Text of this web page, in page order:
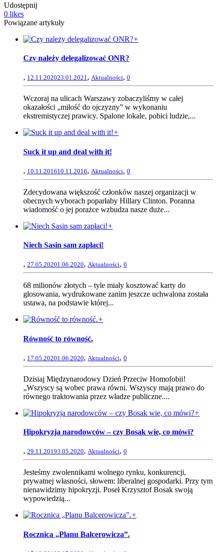
Udostępnij
0 likes
Powiązane artykuły
+
Czy należy delegalizować ONR?
, 12.11.202023.01.2021, Aktualności, 0
Wczoraj na ulicach Warszawy zobaczyliśmy w całej
okazałości „miłość do ojczyzny” w wykonaniu
ekstremistyczej prawicy. Spalone lokale, pobici ludzie,...
+
Suck it up and deal with it!
, 10.11.201610.11.2016, Aktualności, 0
Zdecydowana większość członków naszej organizacji w
obecnych wyborach poparłaby Hillary Clinton. Poranna
wiadomość o jej porażce wzbudza nasze duże...
+
Niech Sasin sam zapłaci!
, 27.05.20201.06.2020, Aktualności, 0
68 milionów złotych – tyle miały kosztować karty do
głosowania, wydrukowane zanim jeszcze uchwalona została
ustawa, na podstawie której...
+
Równość to równość.
, 17.05.20201.06.2020, Aktualności, 0
Dzisiaj Międzynarodowy Dzień Przeciw Homofobii!
„Wszyscy są wobec prawa równi. Wszyscy mają prawo do
równego traktowania przez władze publiczne....
+
Hipokryzja narodowców – czy Bosak wie, co mówi?
, 29.11.20193.05.2020, Aktualności, 0
Jesteśmy zwolennikami wolnego rynku, konkurencji,
prywatnej własności, słowem: liberalnej gospodarki. Przy tym
nienawidzimy hipokryzji. Poseł Krzysztof Bosak swoją
wypowiedzią...
+
Rocznica „Planu Balcerowicza”.